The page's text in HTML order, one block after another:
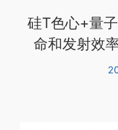
硅T色心+量
命和发射效